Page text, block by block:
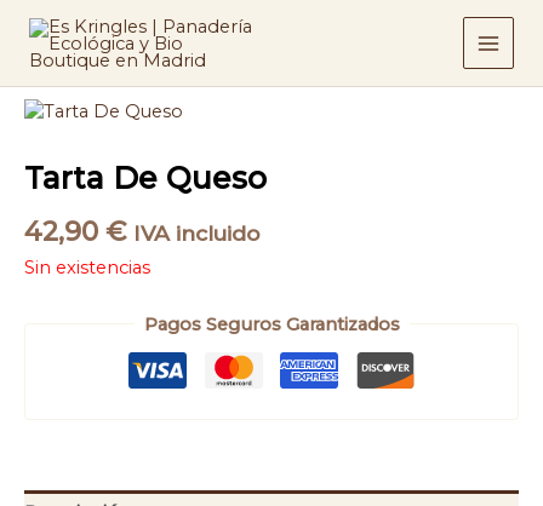
contenido
Tarta De Queso
42,90 € IVA incluido
Sin existencias
Pagos Seguros Garantizados